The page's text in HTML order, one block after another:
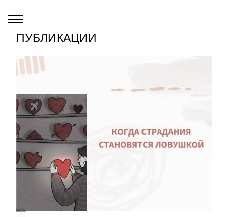
ПУБЛИКАЦИИ